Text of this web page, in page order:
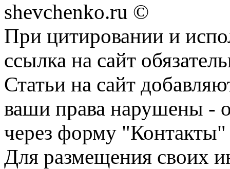
shevchenko.ru ©
При цитировании и
ссылка на сайт
Статьи на сайт
ваши права нарушены -
через форму "Контакты"
Для размещения своих